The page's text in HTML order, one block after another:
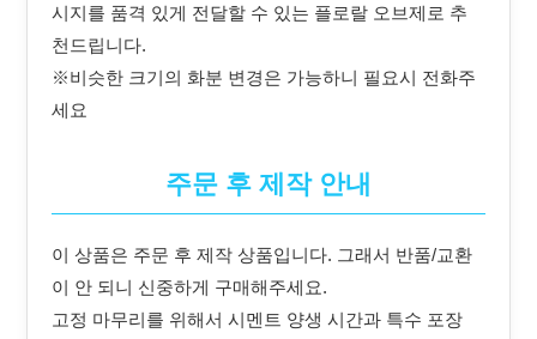
시지를 품격 있게 전달할 수 있는 플로랄 오브제로 추
천드립니다.
※비슷한 크기의 화분 변경은 가능하니 필요시 전화주
세요
주문 후 제작 안내
이 상품은 주문 후 제작 상품입니다. 그래서 반품/교환
이 안 되니 신중하게 구매해주세요.
고정 마무리를 위해서 시멘트 양생 시간과 특수 포장